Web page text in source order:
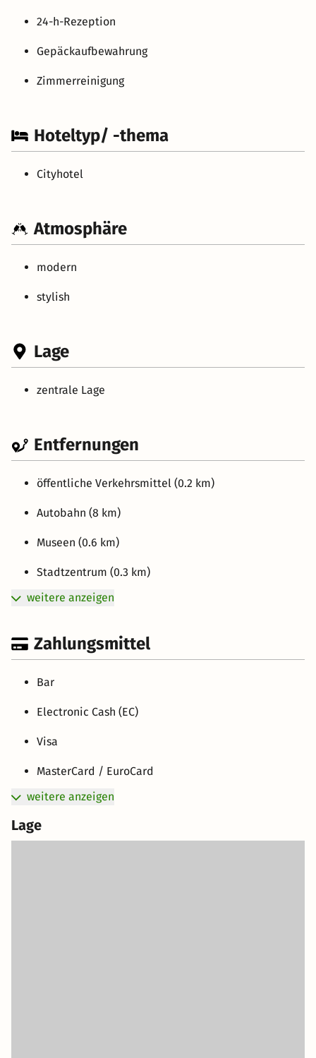
24-h-Rezeption
Gepäckaufbewahrung
Zimmerreinigung
Hoteltyp/ -thema
Cityhotel
Atmosphäre
modern
stylish
Lage
zentrale Lage
Entfernungen
öffentliche Verkehrsmittel (0.2 km)
Autobahn (8 km)
Museen (0.6 km)
Stadtzentrum (0.3 km)
weitere anzeigen
Zahlungsmittel
Bar
Electronic Cash (EC)
Visa
MasterCard / EuroCard
weitere anzeigen
Lage